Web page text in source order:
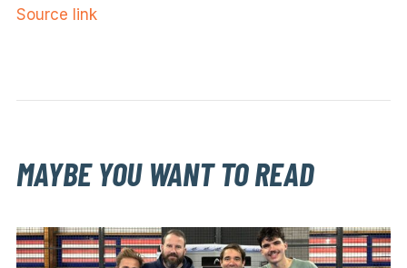
Source link
MAYBE YOU WANT TO READ